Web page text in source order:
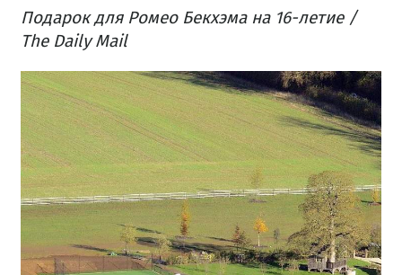
Подарок для Ромео Бекхэма на 16-летие /
The Daily Mail